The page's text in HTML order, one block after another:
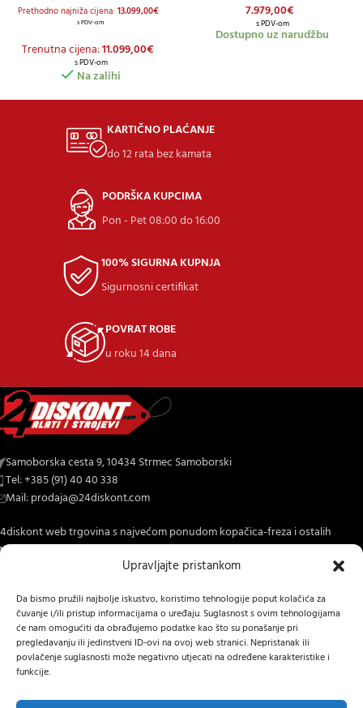
Upravljajte pristankom
Da bismo pružili najbolje iskustvo, koristimo tehnologije poput kolačića za
čuvanje i/ili pristup informacijama o uređaju. Suglasnost s ovim tehnologijama
će nam omogućiti da obrađujemo podatke kao što su ponašanje pri
pregledavanju ili jedinstveni ID-ovi na ovoj web stranici. Nepristanak ili
povlačenje suglasnosti može negativno utjecati na određene karakteristike i
funkcije.
Prethodno najniža cijena: 13.099,00€
s PDV-om
Trenutna cijena:11.099,00€
s PDV-om
Na zalihi
7.979,00€
s PDV-om
Dostupno uz narudžbu
KARTIČNO PLAĆANJE
do 12 rata bez kamata
PODRŠKA KUPCIMA
Pon - Pet 08:00 do 16:00
100% SIGURNA KUPNJA
Sigurnosni certifikat
POVRAT ROBE
u roku 14 dana
Samoborska cesta 9, 10434 Strmec Samoborski
Tel: +385 (91) 40 40 338
Mail: prodaja@24diskont.com
web trgovina s najvećom ponudom kopačica-freza i ostalih
za dom i vrt.
INFORMACIJE O KUPNJI
OSTALE INFORMACIJE